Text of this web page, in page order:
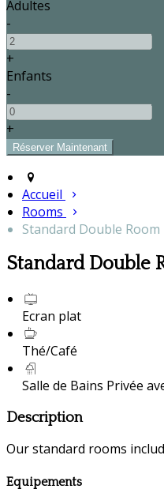
Adultes
-
+
Enfants
-
+
Accueil
Rooms
Standard Double Room
Standard Double
Ecran plat
Thé/Café
Salle de Bains Privée
Description
Our standard rooms
Equipements